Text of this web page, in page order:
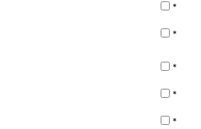
*
*
*
*
*